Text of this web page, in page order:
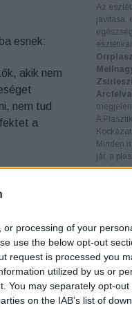
processing of your
use the below opt-out
request is processed you
utilized by us or
You may separately opt-out
on the IAB’s list of
esnek:
akik nem
nem tud
a
és a
a felső
további
Az
javítása,
A
Minden
jár, a
gyakori
hegek,
után az
páciens